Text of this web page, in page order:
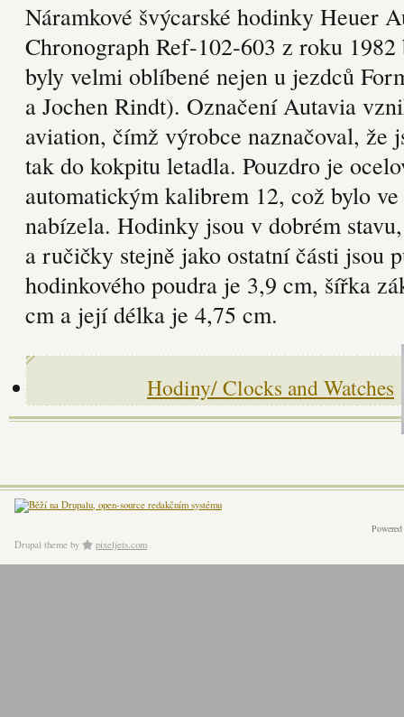
Náramkové švýcarské hodinky Heuer
Chronograph Ref-102-603 z roku
byly velmi oblíbené nejen u jezdců
a Jochen Rindt). Označení Autavia
aviation, čímž výrobce naznačoval, že
tak do kokpitu letadla. Pouzdro je
automatickým kalibrem 12, což bylo
nabízela. Hodinky jsou v dobrém
a ručičky stejně jako ostatní části jsou
hodinkového poudra je 3,9 cm, šířka
cm a její délka je 4,75 cm.
Hodiny/ Clocks and Watches
Drupal theme by pixeljets.com